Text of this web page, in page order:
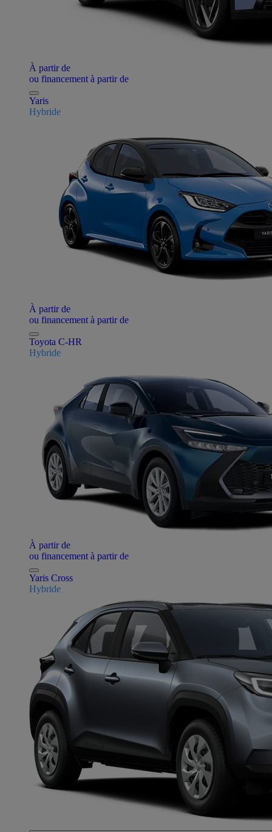
À partir de
ou financement à partir de
Yaris
Hybride
À partir de
ou financement à partir de
Toyota C-HR
Hybride
À partir de
ou financement à partir de
Yaris Cross
Hybride